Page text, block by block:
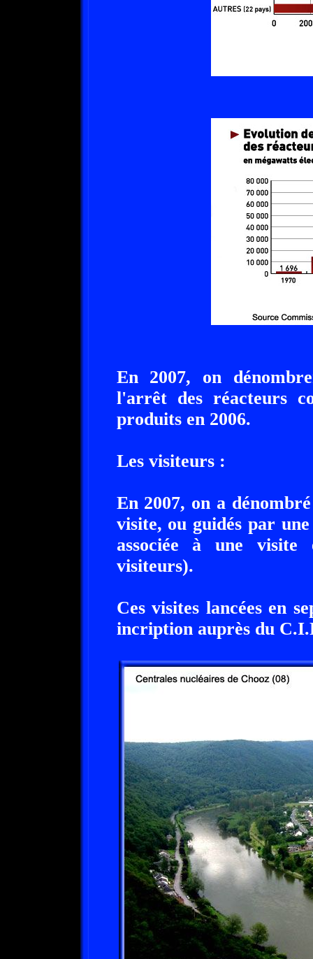
En 2007, on
l'arrêt des réacteurs
produits en 2006.
Les visiteurs :
En 2007, on a
visite, ou guidés par
associée à une visite
visiteurs).
Ces visites lancées en
incription auprès du